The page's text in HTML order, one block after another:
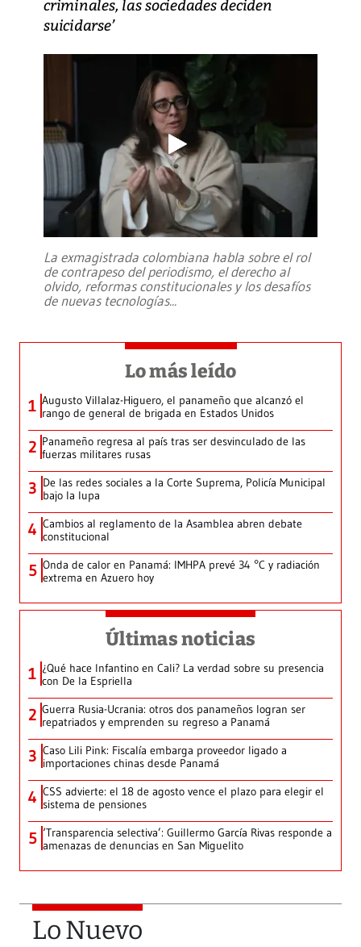
criminales, las sociedades deciden
suicidarse’
La exmagistrada colombiana habla sobre el rol
de contrapeso del periodismo, el derecho al
olvido, reformas constitucionales y los desafíos
de nuevas tecnologías...
Lo más leído
1 Augusto Villalaz-Higuero, el panameño que alcanzó el
rango de general de brigada en Estados Unidos
2 Panameño regresa al país tras ser desvinculado de las
fuerzas militares rusas
3 De las redes sociales a la Corte Suprema, Policía Municipal
bajo la lupa
4 Cambios al reglamento de la Asamblea abren debate
constitucional
5 Onda de calor en Panamá: IMHPA prevé 34 °C y radiación
extrema en Azuero hoy
Últimas noticias
1 ¿Qué hace Infantino en Cali? La verdad sobre su presencia
con De la Espriella
2 Guerra Rusia-Ucrania: otros dos panameños logran ser
repatriados y emprenden su regreso a Panamá
3 Caso Lili Pink: Fiscalía embarga proveedor ligado a
importaciones chinas desde Panamá
4 CSS advierte: el 18 de agosto vence el plazo para elegir el
sistema de pensiones
5 ‘Transparencia selectiva’: Guillermo García Rivas responde a
amenazas de denuncias en San Miguelito
Lo Nuevo